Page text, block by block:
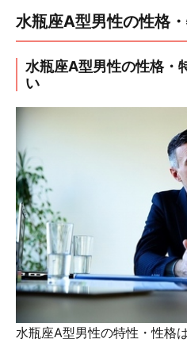
水瓶座A型男性の性格
水瓶座A型男性の性格
い
水瓶座A型男性の特性・性格